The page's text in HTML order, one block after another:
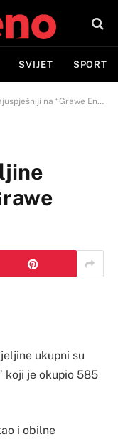
SVIJET SPORT
na “Grawe Energija kupu”
ukupni su
koji je okupio 585
i obilne